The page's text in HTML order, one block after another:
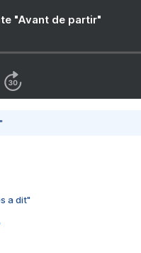
"Avant de partir"
a dit"